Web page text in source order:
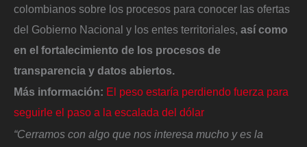
colombianos sobre los procesos para conocer las ofertas
del Gobierno Nacional y los entes territoriales, así como
en el fortalecimiento de los procesos de
transparencia y datos abiertos.
Más información: El peso estaría perdiendo fuerza para
seguirle el paso a la escalada del dólar
“Cerramos con algo que nos interesa mucho y es la